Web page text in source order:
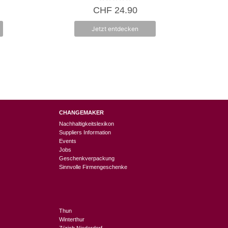
0
v
5
CHF24.90
Jetzt entdecken
CHANGEMAKER
Nachhaltigkeitslexikon
Suppliers Information
Events
Jobs
Geschenkverpackung
Sinnvolle Firmengeschenke
Thun
Winterthur